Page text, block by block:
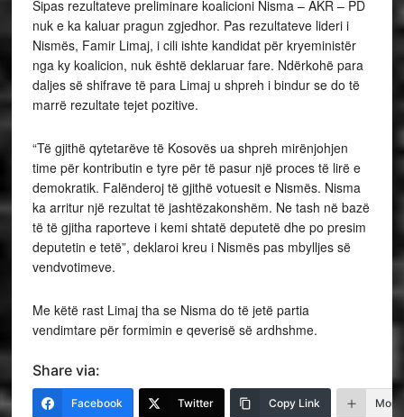
Sipas rezultateve preliminare koalicioni Nisma – AKR – PD
nuk e ka kaluar pragun zgjedhor. Pas rezultateve lideri i
Nismës, Famir Limaj, i cili ishte kandidat për kryeministër
nga ky koalicion, nuk është deklaruar fare. Ndërkohë para
daljes së shifrave të para Limaj u shpreh i bindur se do të
marrë rezultate tejet pozitive.
“Të gjithë qytetarëve të Kosovës ua shpreh mirënjohjen
time për kontributin e tyre për të pasur një proces të lirë e
demokratik. Falënderoj të gjithë votuesit e Nismës. Nisma
ka arritur një rezultat të jashtëzakonshëm. Ne tash në bazë
të të gjitha raporteve i kemi shtatë deputetë dhe po presim
deputetin e tetë”, deklaroi kreu i Nismës pas mbylljes së
vendvotimeve.
Me këtë rast Limaj tha se Nisma do të jetë partia
vendimtare për formimin e qeverisë së ardhshme.
Share via:
Facebook Twitter Copy Link More